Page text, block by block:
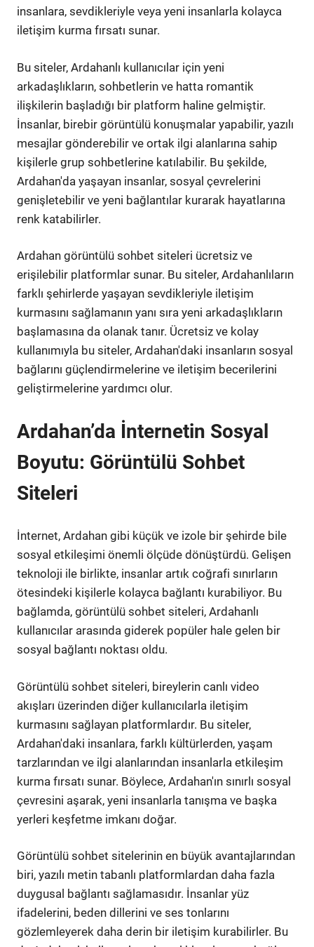
insanlara, sevdikleriyle veya yeni insanlarla kolayca
iletişim kurma fırsatı sunar.
Bu siteler, Ardahanlı kullanıcılar için yeni
arkadaşlıkların, sohbetlerin ve hatta romantik
ilişkilerin başladığı bir platform haline gelmiştir.
İnsanlar, birebir görüntülü konuşmalar yapabilir, yazılı
mesajlar gönderebilir ve ortak ilgi alanlarına sahip
kişilerle grup sohbetlerine katılabilir. Bu şekilde,
Ardahan'da yaşayan insanlar, sosyal çevrelerini
genişletebilir ve yeni bağlantılar kurarak hayatlarına
renk katabilirler.
Ardahan görüntülü sohbet siteleri ücretsiz ve
erişilebilir platformlar sunar. Bu siteler, Ardahanlıların
farklı şehirlerde yaşayan sevdikleriyle iletişim
kurmasını sağlamanın yanı sıra yeni arkadaşlıkların
başlamasına da olanak tanır. Ücretsiz ve kolay
kullanımıyla bu siteler, Ardahan'daki insanların sosyal
bağlarını güçlendirmelerine ve iletişim becerilerini
geliştirmelerine yardımcı olur.
Ardahan’da İnternetin Sosyal
Boyutu: Görüntülü Sohbet
Siteleri
İnternet, Ardahan gibi küçük ve izole bir şehirde bile
sosyal etkileşimi önemli ölçüde dönüştürdü. Gelişen
teknoloji ile birlikte, insanlar artık coğrafi sınırların
ötesindeki kişilerle kolayca bağlantı kurabiliyor. Bu
bağlamda, görüntülü sohbet siteleri, Ardahanlı
kullanıcılar arasında giderek popüler hale gelen bir
sosyal bağlantı noktası oldu.
Görüntülü sohbet siteleri, bireylerin canlı video
akışları üzerinden diğer kullanıcılarla iletişim
kurmasını sağlayan platformlardır. Bu siteler,
Ardahan'daki insanlara, farklı kültürlerden, yaşam
tarzlarından ve ilgi alanlarından insanlarla etkileşim
kurma fırsatı sunar. Böylece, Ardahan'ın sınırlı sosyal
çevresini aşarak, yeni insanlarla tanışma ve başka
yerleri keşfetme imkanı doğar.
Görüntülü sohbet sitelerinin en büyük avantajlarından
biri, yazılı metin tabanlı platformlardan daha fazla
duygusal bağlantı sağlamasıdır. İnsanlar yüz
ifadelerini, beden dillerini ve ses tonlarını
gözlemleyerek daha derin bir iletişim kurabilirler. Bu